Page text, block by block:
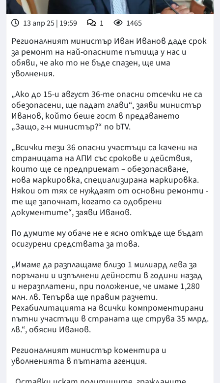
13 апр 25 | 19:59 1 1465
Регионалният министър Иван Иванов даде срок
за ремонт на най-опасните пътища у нас и
обяви, че ако то не бъде спазен, ще има
уволнения.
„Ако до 15-и август 36-те опасни отсечки не са
обезопасени, ще падат глави“, заяви министър
Иванов, който беше гост в предаването
„Защо, г-н министър?“ по bTV.
„Всички тези 36 опасни участъци са качени на
страницата на АПИ със срокове и действия,
които ще се предприемат – обезопасяване,
нова маркировка, специализирана маркировка.
Някои от тях се нуждаят от основни ремонти -
те ще започнат, когато са одобрени
документите“, заяви Иванов.
По думите му обаче не е ясно откъде ще бъдат
осигурени средствата за това.
„Имаме да разплащаме близо 1 милиард лева за
поръчани и изпълнени дейности в години назад
и неразплатени, при положение, че имаме 1,280
млн. лв. Тепърва ще правим разчети.
Рехабилитацията на всички компроментирани
пътни участъци в страната ще струва 35 млрд.
лв.“, обясни Иванов.
Регионалният министър коментира и
уволненията в пътната агенция.